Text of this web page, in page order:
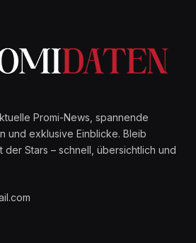
Promi-News, spannende
und exklusive Einblicke. Bleib
Stars – schnell, übersichtlich und